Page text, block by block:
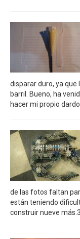
disparar duro, ya que
barril. Bueno, ha
hacer mi propio
de las fotos faltan
están teniendo
construir nueve